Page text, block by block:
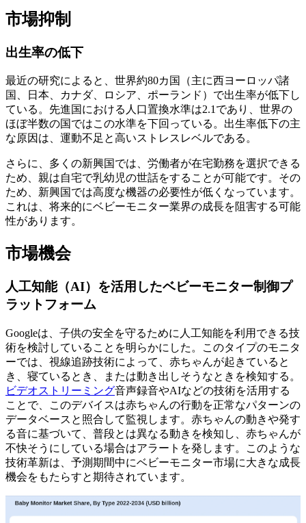
市場抑制
出生率の低下
最近の研究によると、世界約80カ国（主に西ヨーロッパ諸
国、日本、カナダ、ロシア、ポーランド）で出生率が低下し
ている。先進国における人口置換水準は2.1であり、世界の
ほぼ半数の国ではこの水準を下回っている。出生率低下の主
な原因は、運動不足と高いストレスレベルである。
さらに、多くの新興国では、労働者が在宅勤務を選択できる
ため、親は自宅で乳幼児の世話をすることが可能です。その
ため、新興国では高度な機器の必要性が低くなっています。
これは、将来的にベビーモニター業界の成長を阻害する可能
性があります。
市場機会
人工知能（AI）を活用したベビーモニター制御プ
ラットフォーム
Googleは、子供の安全を守るために人工知能を利用できる技
術を検討していることを明らかにした。このタイプのモニタ
ーでは、視線追跡技術によって、赤ちゃんが起きていると
き、寝ているとき、または動き出しそうなときを検知する。
ビデオストリーミング音声録音やAIなどの技術を活用する
ことで、このデバイスは赤ちゃんの行動を正常なパターンの
データベースと照合して監視します。赤ちゃんの動きや発す
る音に基づいて、普段とは異なる動きを検知し、赤ちゃんが
不快そうにしている場合はアラートを発します。このような
技術革新は、予測期間中にベビーモニター市場に大きな成長
機会をもたらすと期待されています。